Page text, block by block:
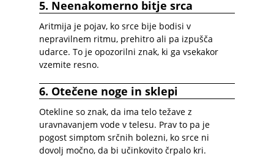
5. Neenakomerno bitje srca
Aritmija je pojav, ko srce bije bodisi v
nepravilnem ritmu, prehitro ali pa izpušča
udarce. To je opozorilni znak, ki ga vsekakor
vzemite resno.
6. Otečene noge in sklepi
Otekline so znak, da ima telo težave z
uravnavanjem vode v telesu. Prav to pa je
pogost simptom srčnih bolezni, ko srce ni
dovolj močno, da bi učinkovito črpalo kri.